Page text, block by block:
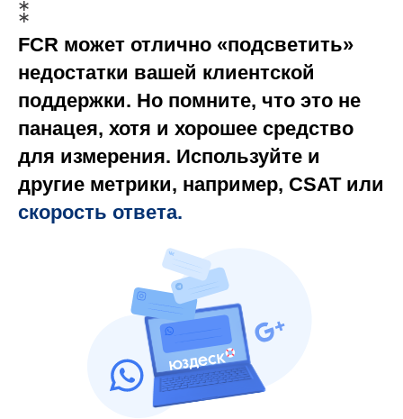
FCR может отлично «подсветить»
недостатки вашей клиентской
поддержки. Но помните, что это не
панацея, хотя и хорошее средство
для измерения. Используйте и
другие метрики, например, CSAT или
скорость ответа.